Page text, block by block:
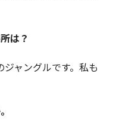
は？
ャングルです。私も